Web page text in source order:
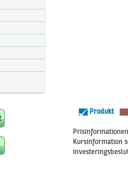
Produkt
Kursinformation